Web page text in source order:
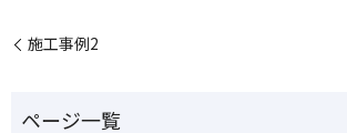
施工事例2